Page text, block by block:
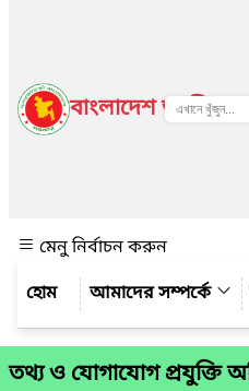
বাংলাদেশ জাতীয়
মেনু নির্বাচন করুন
আমাদের সম্পর্কে
তথ্য ও যোগাযোগ প্রযুক্তি